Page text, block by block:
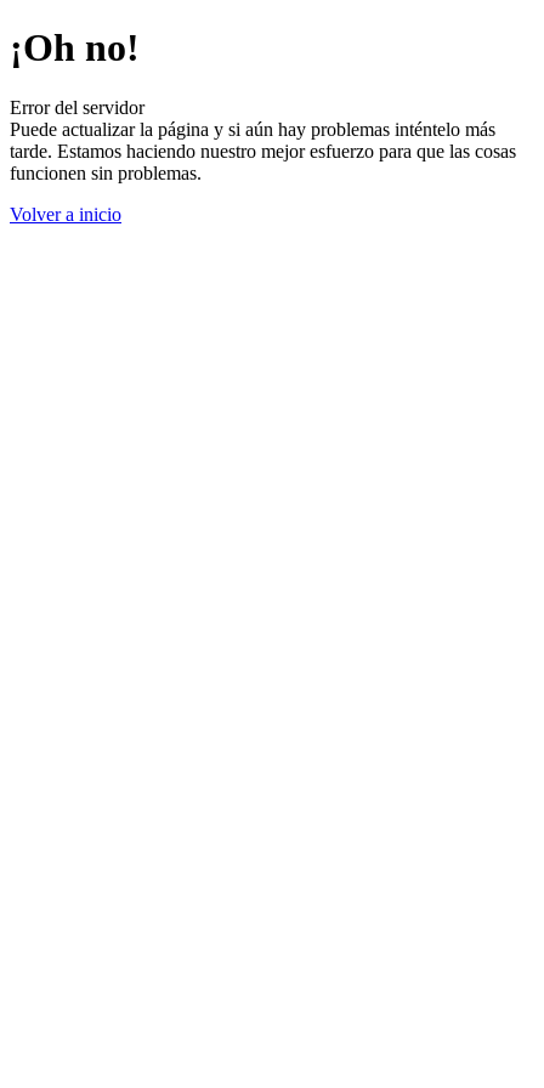
¡Oh no!
Error del servidor
Puede actualizar la página y si aún hay problemas inténtelo más
tarde. Estamos haciendo nuestro mejor esfuerzo para que las cosas
funcionen sin problemas.
Volver a inicio